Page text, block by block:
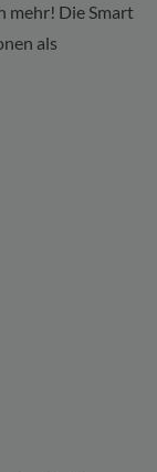
mehr! Die Smart
als